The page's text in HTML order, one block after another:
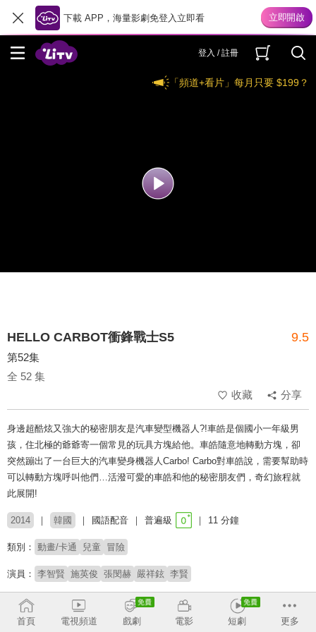
下載 APP，海量影劇免登入立即看
登入 / 註冊
「頻道+看片」每月只要 $199？
HELLO CARBOT衝鋒戰士S5 9.5
第52集
全 52 集
收藏
分享
身邊超酷炫又強大的秘密朋友是汽車變型機器人?!車皓是個國小一年級男
孩，住北極的爺爺寄一個常見的玩具方塊給他。車皓隨意地轉動方塊，卻
突然蹦出了一台巨大的汽車變身機器人Carbo! Carbo對車皓說，需要幫助時
可以轉動方塊呼叫他們…活潑可愛的車皓和他的秘密朋友們，奇幻旅程就
此展開!
2014 韓國 國語配音 普遍級 11 分鐘
類別： 動畫/卡通 兒童 冒險
演員： 李智賢 施英俊 張閔赫 嚴祥鉉 李賢
導演：
# 兒少# 日常 # 兒童專屬 # 友誼與團隊合作 # 機器人
首頁 電視頻道 戲劇 電影 短劇 更多